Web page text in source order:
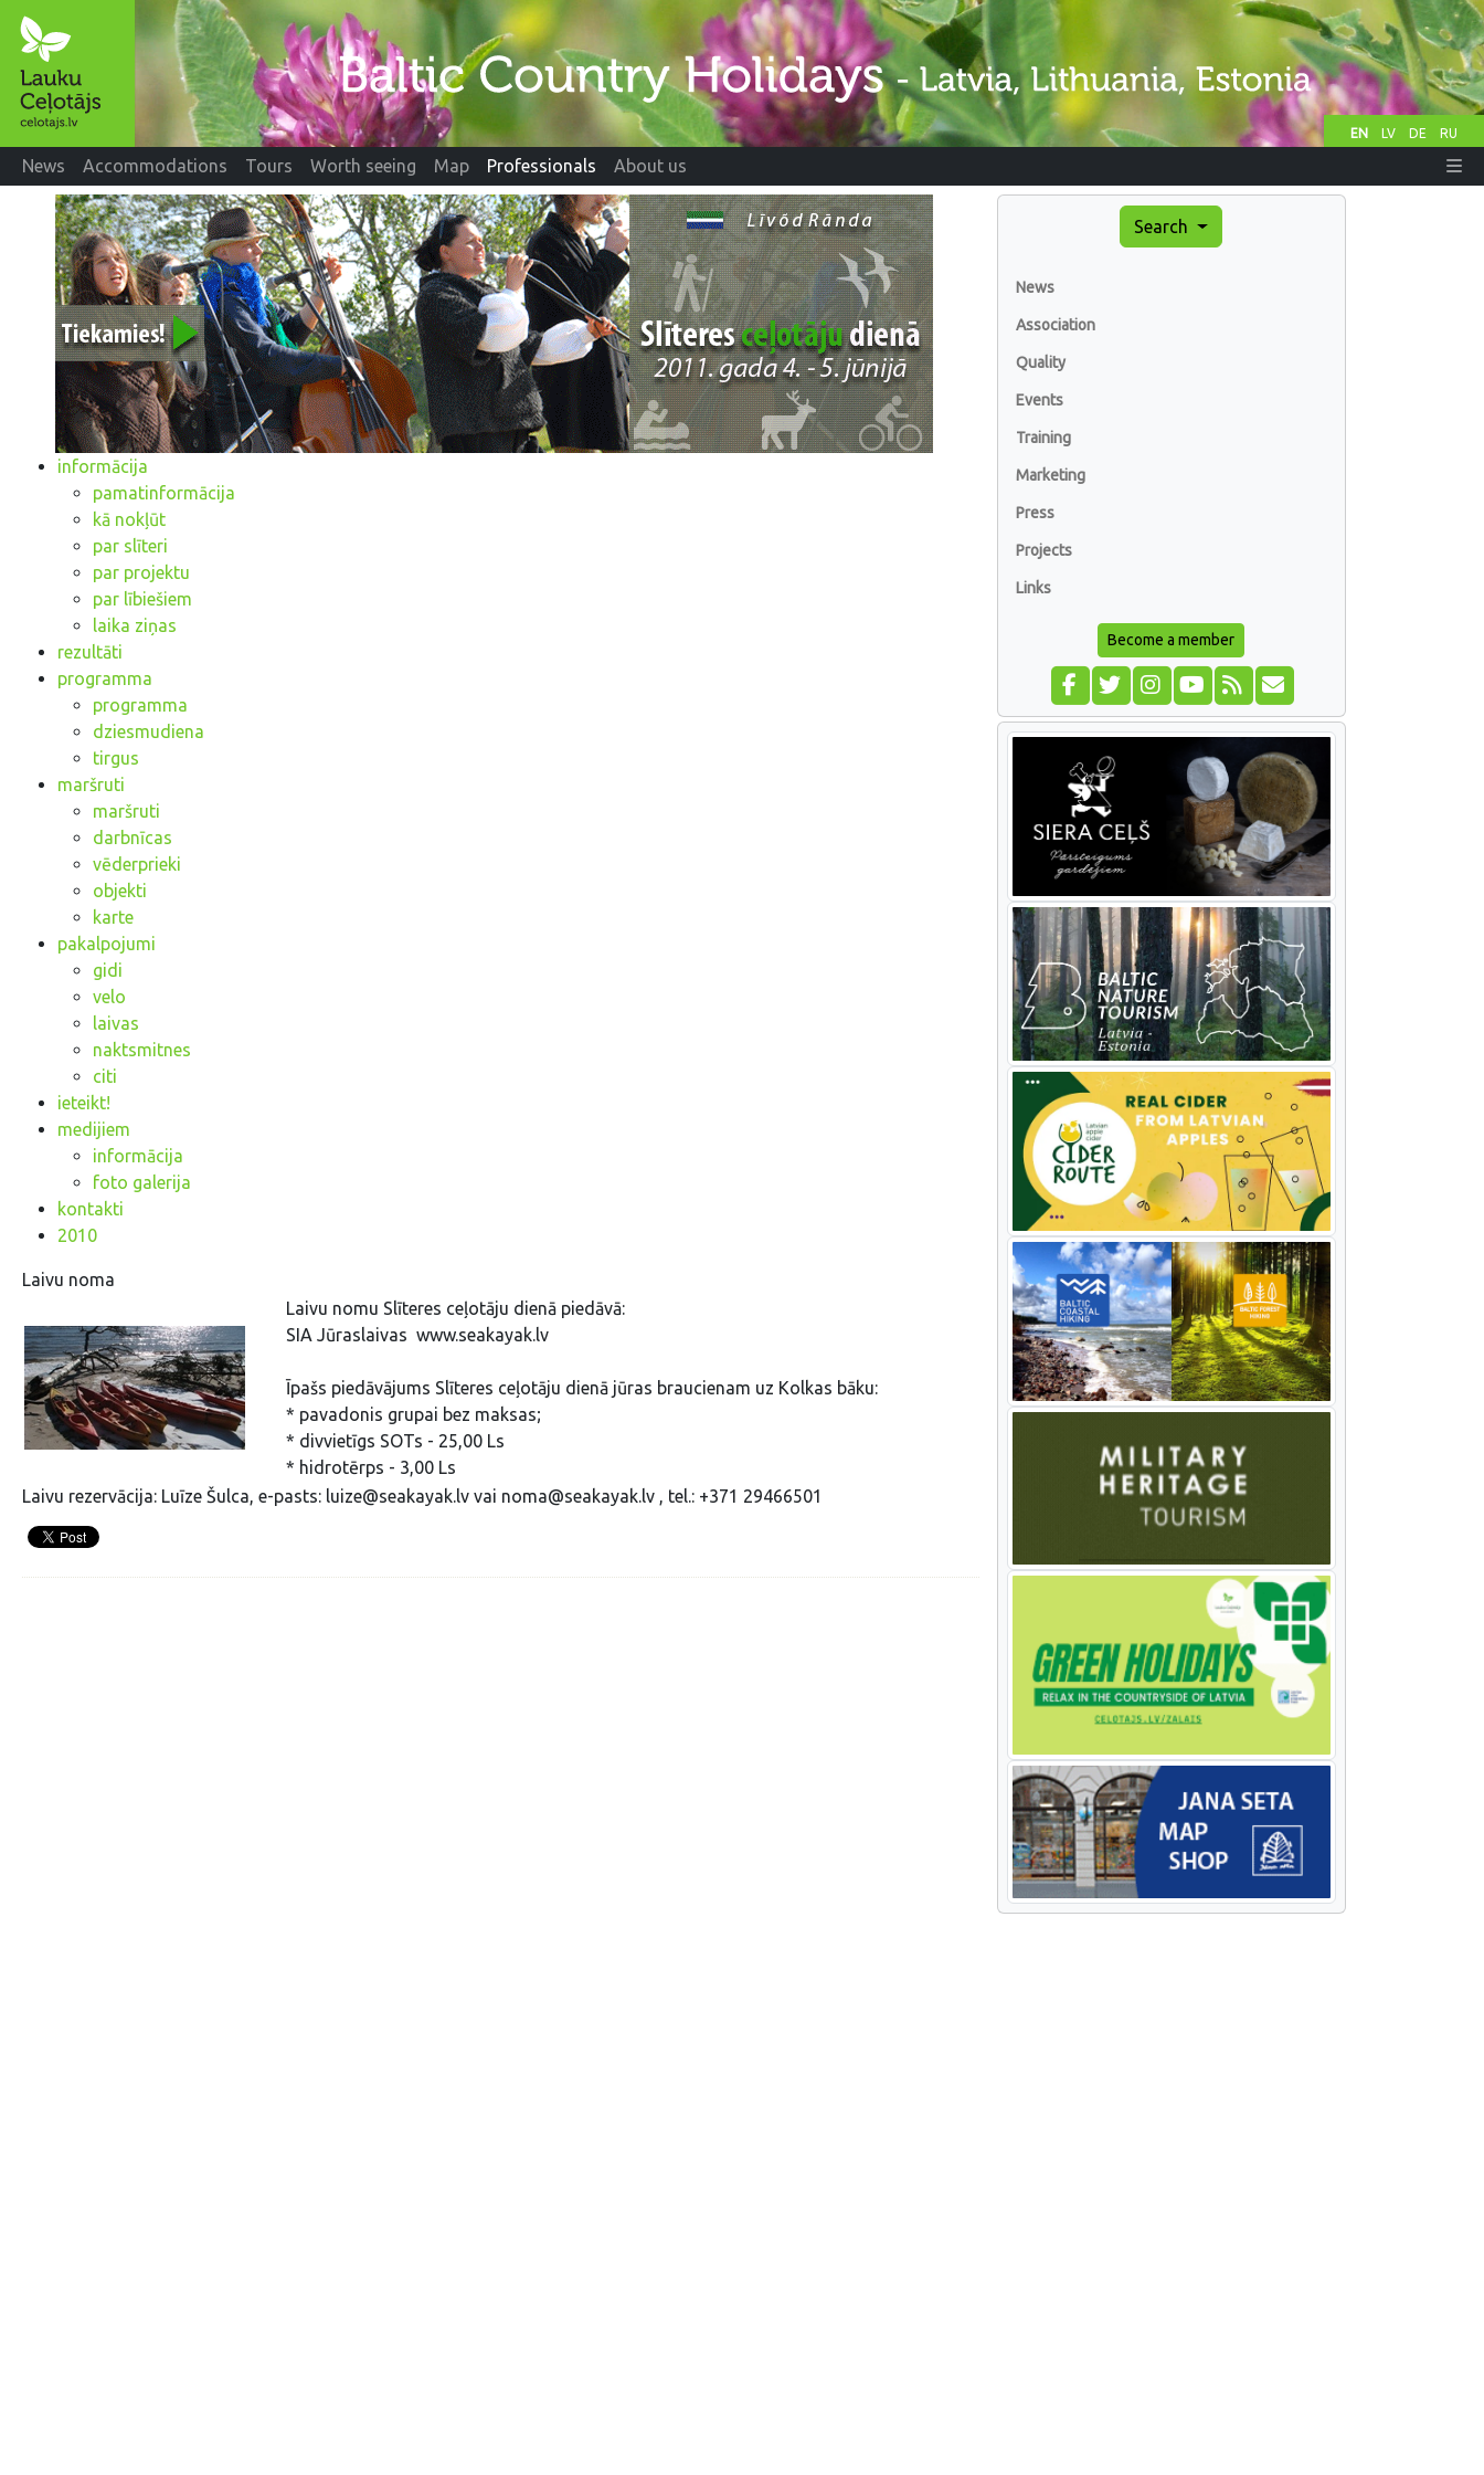
EN LV DE RU
News Accommodations Tours Worth seeing Map Professionals About us
informācija
pamatinformācija
kā nokļūt
par slīteri
par projektu
par lībiešiem
laika ziņas
rezultāti
programma
programma
dziesmudiena
tirgus
maršruti
maršruti
darbnīcas
vēderprieki
objekti
karte
pakalpojumi
gidi
velo
laivas
naktsmitnes
citi
ieteikt!
medijiem
informācija
foto galerija
kontakti
2010
Laivu noma
Laivu nomu Slīteres ceļotāju dienā piedāvā:
SIA Jūraslaivas www.seakayak.lv
Īpašs piedāvājums Slīteres ceļotāju dienā jūras braucienam uz Kolkas bāku:
* pavadonis grupai bez maksas;
* divvietīgs SOTs - 25,00 Ls
* hidrotērps - 3,00 Ls
Laivu rezervācija: Luīze Šulca, e-pasts: luize@seakayak.lv vai noma@seakayak.lv , tel.: +371 29466501
Search
News
Association
Quality
Events
Training
Marketing
Press
Projects
Links
Become a member